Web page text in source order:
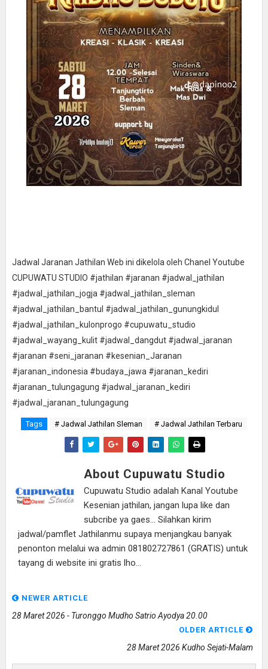
Jadwal Jaranan Jathilan Web ini dikelola oleh Chanel Youtube
CUPUWATU STUDIO #jathilan #jaranan #jadwal_jathilan
#jadwal_jathilan_jogja #jadwal_jathilan_sleman
#jadwal_jathilan_bantul #jadwal_jathilan_gunungkidul
#jadwal_jathilan_kulonprogo #cupuwatu_studio
#jadwal_wayang_kulit #jadwal_dangdut #jadwal_jaranan
#jaranan #seni_jaranan #kesenian_Jaranan
#jaranan_indonesia #budaya_jawa #jaranan_kediri
#jaranan_tulungagung #jadwal_jaranan_kediri
#jadwal_jaranan_tulungagung
Tags # Jadwal Jathilan Sleman # Jadwal Jathilan Terbaru
About Cupuwatu Studio
Cupuwatu Studio adalah Kanal Youtube
Kesenian jathilan, jangan lupa like dan
subcribe ya gaes... Silahkan kirim
jadwal/pamflet Jathilanmu supaya menjangkau banyak
penonton melalui wa admin 081802727861 (GRATIS) untuk
tayang di website ini gratis lho...
NEWER ARTICLE
28 Maret 2026 - Turonggo Mudho Satrio Ayodya 20.00
OLDER ARTICLE
28 Maret 2026 Kudho Sejati-Malam